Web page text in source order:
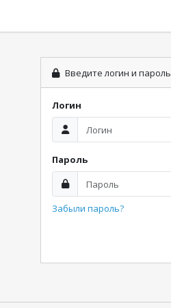
Введите логин и пароль
Логин
Пароль
Забыли пароль?